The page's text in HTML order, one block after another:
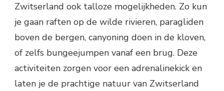
Zwitserland ook talloze mogelijkheden. Zo kun
je gaan raften op de wilde rivieren, paragliden
boven de bergen, canyoning doen in de kloven,
of zelfs bungeejumpen vanaf een brug. Deze
activiteiten zorgen voor een adrenalinekick en
laten je de prachtige natuur van Zwitserland